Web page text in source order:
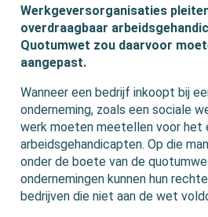
Werkgeversorganisaties
overdraagbaar
Quotumwet zou daarvoor
aangepast.
Wanneer een bedrijf inkoopt bij
onderneming, zoals een sociale
werk moeten meetellen voor het
arbeidsgehandicapten. Op die
onder de boete van de
ondernemingen kunnen hun
bedrijven die niet aan de wet